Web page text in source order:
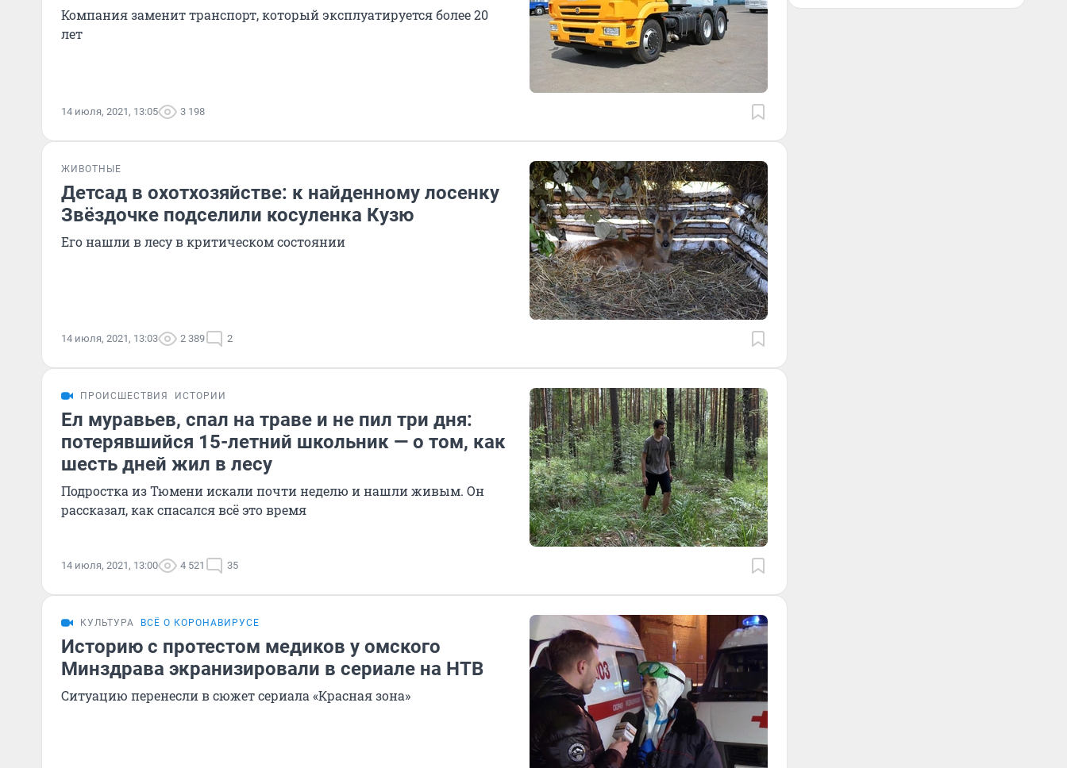
Компания заменит транспорт, который эксплуатируется более 20
лет
14 июля, 2021, 13:05 3 198
ЖИВОТНЫЕ
Детсад в охотхозяйстве: к найденному лосенку
Звёздочке подселили косуленка Кузю
Его нашли в лесу в критическом состоянии
14 июля, 2021, 13:03 2 389 2
ПРОИСШЕСТВИЯ ИСТОРИИ
Ел муравьев, спал на траве и не пил три дня:
потерявшийся 15-летний школьник — о том, как
шесть дней жил в лесу
Подростка из Тюмени искали почти неделю и нашли живым. Он
рассказал, как спасался всё это время
14 июля, 2021, 13:00 4 521 35
КУЛЬТУРА ВСЁ О КОРОНАВИРУСЕ
Историю с протестом медиков у омского
Минздрава экранизировали в сериале на НТВ
Ситуацию перенесли в сюжет сериала «Красная зона»